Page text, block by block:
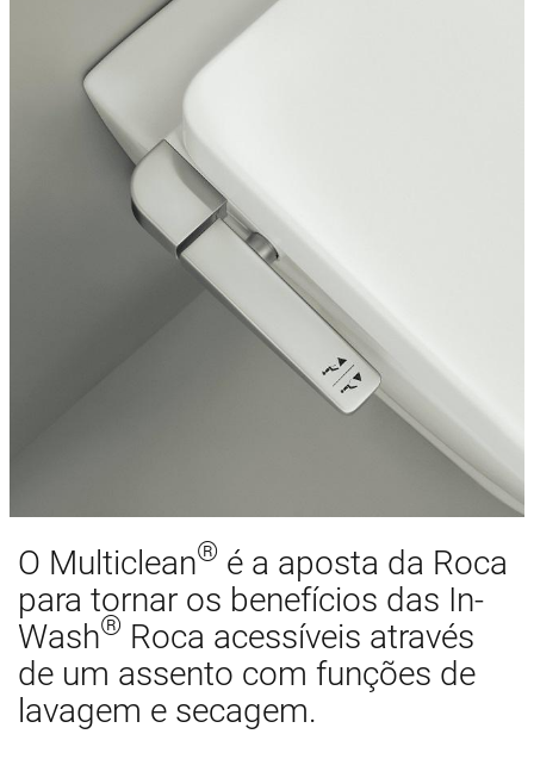
O Multiclean® é a aposta da Roca
para tornar os benefícios das In-
Wash® Roca acessíveis através
de um assento com funções de
lavagem e secagem.